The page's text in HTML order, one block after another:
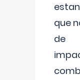
que
de